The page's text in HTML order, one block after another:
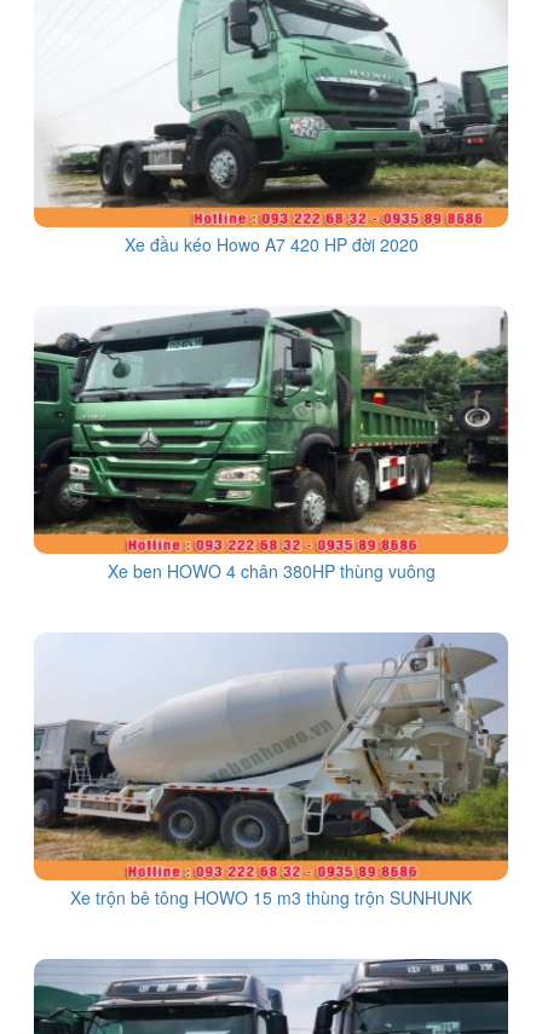
Xe đầu kéo Howo A7 420 HP đời 2020
Xe ben HOWO 4 chân 380HP thùng vuông
Xe trộn bê tông HOWO 15 m3 thùng trộn SUNHUNK